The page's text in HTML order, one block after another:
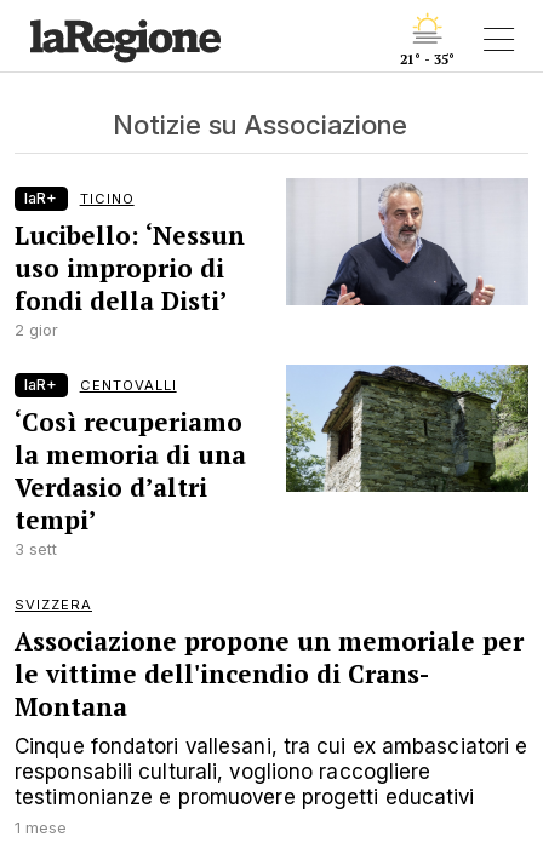
21° - 35°
Notizie su Associazione
laR+ TICINO
Lucibello: ‘Nessun
uso improprio di
fondi della Disti’
2 gior
laR+ CENTOVALLI
‘Così recuperiamo
la memoria di una
Verdasio d’altri
tempi’
3 sett
SVIZZERA
Associazione propone un memoriale per
le vittime dell'incendio di Crans-
Montana
Cinque fondatori vallesani, tra cui ex ambasciatori e
responsabili culturali, vogliono raccogliere
testimonianze e promuovere progetti educativi
1 mese